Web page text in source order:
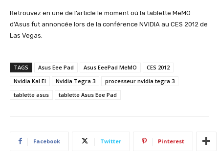
Retrouvez en une de l’article le moment où la tablette MeMO
d’Asus fut annoncée lors de la conférence NVIDIA au CES 2012 de
Las Vegas.
TAGS Asus Eee Pad Asus EeePad MeMO
CES 2012
Nvidia Kal El
Nvidia Tegra 3
processeur nvidia tegra 3
tablette asus
tablette Asus Eee Pad
Facebook Twitter Pinterest